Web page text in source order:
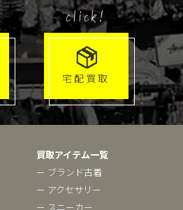
click!
宅配買取
買取アイテム一覧
ー ブランド古着
ー アクセサリー
ー スニーカー